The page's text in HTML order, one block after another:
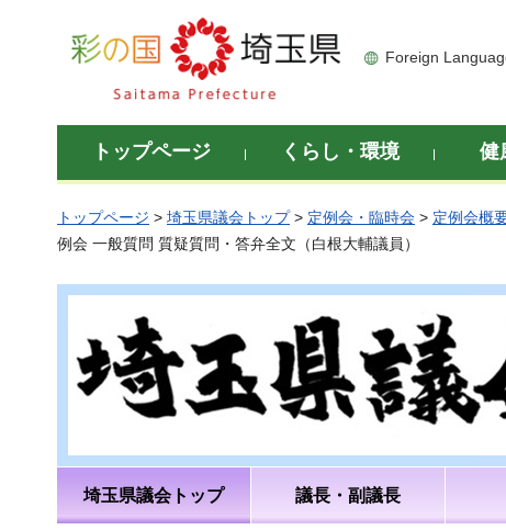
彩の国 埼玉県
Foreign
トップページ くらし・環境 健
トップページ > 埼玉県議会トップ> 定例会・臨時会 > 定例会概
例会 一般質問 質疑質問・答弁全文（白根大輔議員）
埼玉県議会トップ 議長・副議長